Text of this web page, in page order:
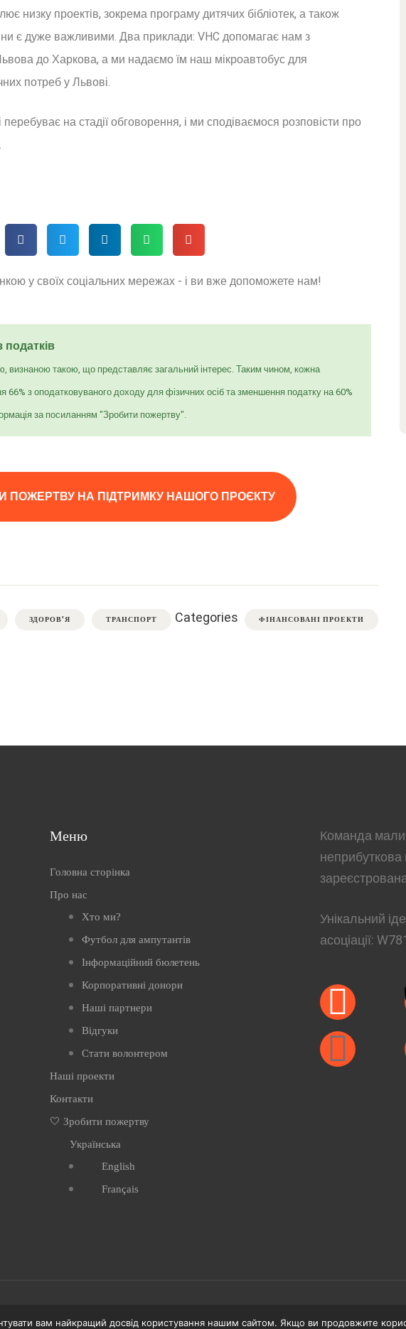
низку проектів, зокрема програму дитячих бібліотек, а також
є дуже важливими. Два приклади: VHC допомагає нам з
до Харкова, а ми надаємо їм наш мікроавтобус для
потреб у Львові.
перебуває на стадії обговорення, і ми сподіваємося розповісти про
у своїх соціальних мережах - і ви вже допоможете нам!
податків
визнаною такою, що представляє загальний інтерес. Таким чином, кожна
66% з оподатковуваного доходу для фізичних осіб та зменшення податку на 60%
за посиланням "Зробити пожертву".
ПОЖЕРТВУ НА ПІДТРИМКУ НАШОГО ПРОЄКТУ
ЗДОРОВ'Я ТРАНСПОРТ Categories ФІНАНСОВАНІ ПРОЕКТИ
Меню
Головна сторінка
Про нас
Хто ми?
Футбол для ампутантів
Інформаційний бюлетень
Корпоративні донори
Наші партнери
Відгуки
Стати волонтером
Наші проекти
Контакти
🤍 Зробити пожертву
Українська
English
Français
Команда
неприбуткова
Унікальний
асоціації:
вам найкращий досвід користування нашим сайтом. Якщо ви продовжите